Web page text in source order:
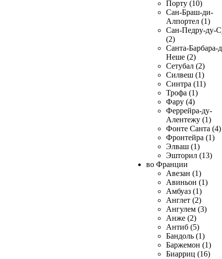
Порту (10)
Сан-Браш-ди-
Алпортел (1)
Сан-Педру-ду-
(2)
Санта-Барбара-
Неше (2)
Сетубал (2)
Силвеш (1)
Синтра (11)
Трофа (1)
Фару (4)
Феррейра-ду-
Алентежу (1)
Фонте Санта (4)
Фронтейра (1)
Элваш (1)
Эшторил (13)
во Франции
Авезан (1)
Авиньон (1)
Амбуаз (1)
Англет (2)
Ангулем (3)
Анже (2)
Антиб (5)
Бандоль (1)
Баржемон (1)
Биарриц (16)